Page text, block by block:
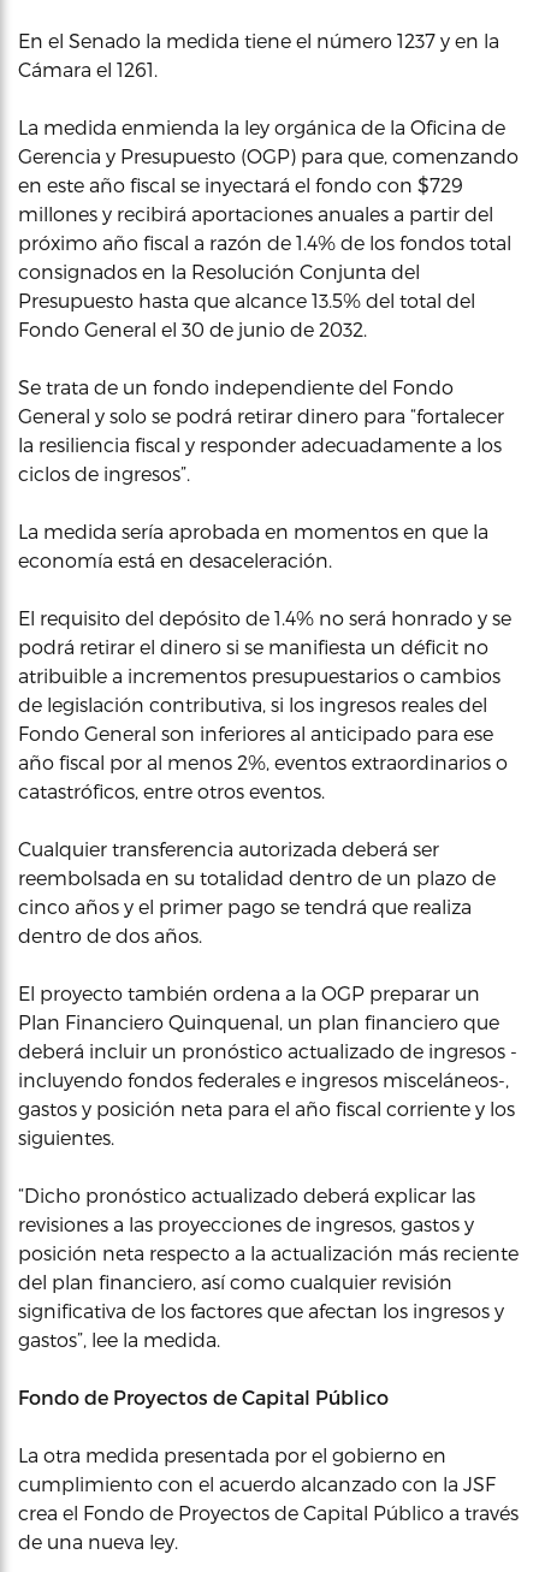
En el Senado la medida tiene el número 1237 y en la
Cámara el 1261.
La medida enmienda la ley orgánica de la Oficina de
Gerencia y Presupuesto (OGP) para que, comenzando
en este año fiscal se inyectará el fondo con $729
millones y recibirá aportaciones anuales a partir del
próximo año fiscal a razón de 1.4% de los fondos total
consignados en la Resolución Conjunta del
Presupuesto hasta que alcance 13.5% del total del
Fondo General el 30 de junio de 2032.
Se trata de un fondo independiente del Fondo
General y solo se podrá retirar dinero para “fortalecer
la resiliencia fiscal y responder adecuadamente a los
ciclos de ingresos”.
La medida sería aprobada en momentos en que la
economía está en desaceleración.
El requisito del depósito de 1.4% no será honrado y se
podrá retirar el dinero si se manifiesta un déficit no
atribuible a incrementos presupuestarios o cambios
de legislación contributiva, si los ingresos reales del
Fondo General son inferiores al anticipado para ese
año fiscal por al menos 2%, eventos extraordinarios o
catastróficos, entre otros eventos.
Cualquier transferencia autorizada deberá ser
reembolsada en su totalidad dentro de un plazo de
cinco años y el primer pago se tendrá que realiza
dentro de dos años.
El proyecto también ordena a la OGP preparar un
Plan Financiero Quinquenal, un plan financiero que
deberá incluir un pronóstico actualizado de ingresos -
incluyendo fondos federales e ingresos misceláneos-,
gastos y posición neta para el año fiscal corriente y los
siguientes.
“Dicho pronóstico actualizado deberá explicar las
revisiones a las proyecciones de ingresos, gastos y
posición neta respecto a la actualización más reciente
del plan financiero, así como cualquier revisión
significativa de los factores que afectan los ingresos y
gastos”, lee la medida.
Fondo de Proyectos de Capital Público
La otra medida presentada por el gobierno en
cumplimiento con el acuerdo alcanzado con la JSF
crea el Fondo de Proyectos de Capital Público a través
de una nueva ley.